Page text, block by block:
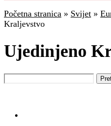
Početna stranica » Svijet »
Kraljevstvo
Ujedinjeno